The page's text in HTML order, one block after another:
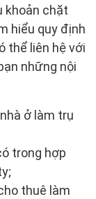
khoản chặt
hiểu quy định
thể liên hệ với
những nội
ở làm trụ
trong hợp
thuê làm